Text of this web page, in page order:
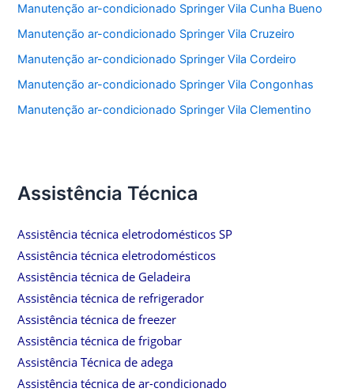
Manutenção ar-condicionado Springer Vila Cunha Bueno
Manutenção ar-condicionado Springer Vila Cruzeiro
Manutenção ar-condicionado Springer Vila Cordeiro
Manutenção ar-condicionado Springer Vila Congonhas
Manutenção ar-condicionado Springer Vila Clementino
Assistência Técnica
Assistência técnica eletrodomésticos SP
Assistência técnica eletrodomésticos
Assistência técnica de Geladeira
Assistência técnica de refrigerador
Assistência técnica de freezer
Assistência técnica de frigobar
Assistência Técnica de adega
Assistência técnica de ar-condicionado